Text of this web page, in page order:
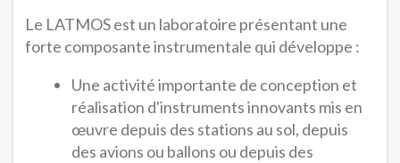
Le LATMOS est un laboratoire présentant une
forte composante instrumentale qui développe :
Une activité importante de conception et
réalisation d'instruments innovants mis en
œuvre depuis des stations au sol, depuis
des avions ou ballons ou depuis des